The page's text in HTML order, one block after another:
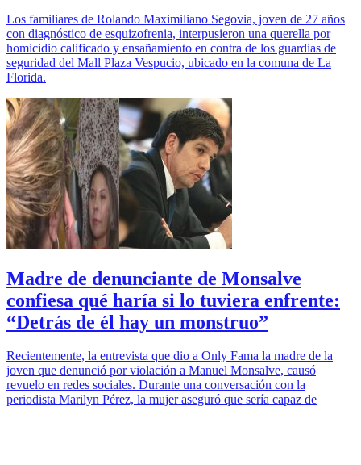
Los familiares de Rolando Maximiliano Segovia, joven de 27 años
con diagnóstico de esquizofrenia, interpusieron una querella por
homicidio calificado y ensañamiento en contra de los guardias de
seguridad del Mall Plaza Vespucio, ubicado en la comuna de La
Florida.
Madre de denunciante de Monsalve
confiesa qué haría si lo tuviera enfrente:
“Detrás de él hay un monstruo”
Recientemente, la entrevista que dio a Only Fama la madre de la
joven que denunció por violación a Manuel Monsalve, causó
revuelo en redes sociales. Durante una conversación con la
periodista Marilyn Pérez, la mujer aseguró que sería capaz de